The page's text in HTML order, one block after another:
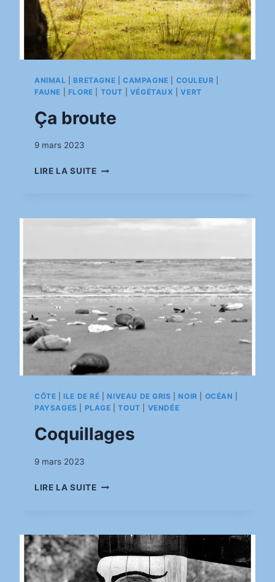
ANIMAL |BRETAGNE CAMPAGNE COULEUR
FAUNE
FLORE TOUT VÉGÉTAUX |VERT
Ça broute
Par
9 mars 2023
LIRE LA SUITEÇA
CÔTE |ILE DE RÉ |NIVEAU DE GRIS |NOIR OCÉAN
PAYSAGES
PLAGE |TOUT VENDÉE
Coquillages
Par
9 mars 2023
LIRE LA SUITECOQUILLAGES